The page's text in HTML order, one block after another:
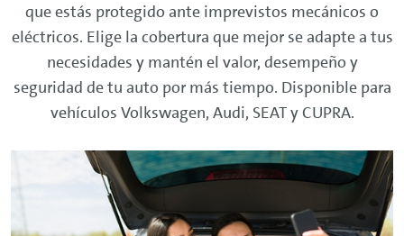
que estás protegido ante imprevistos mecánicos o
eléctricos. Elige la cobertura que mejor se adapte a tus
necesidades y mantén el valor, desempeño y
seguridad de tu auto por más tiempo. Disponible para
vehículos Volkswagen, Audi, SEAT y CUPRA.